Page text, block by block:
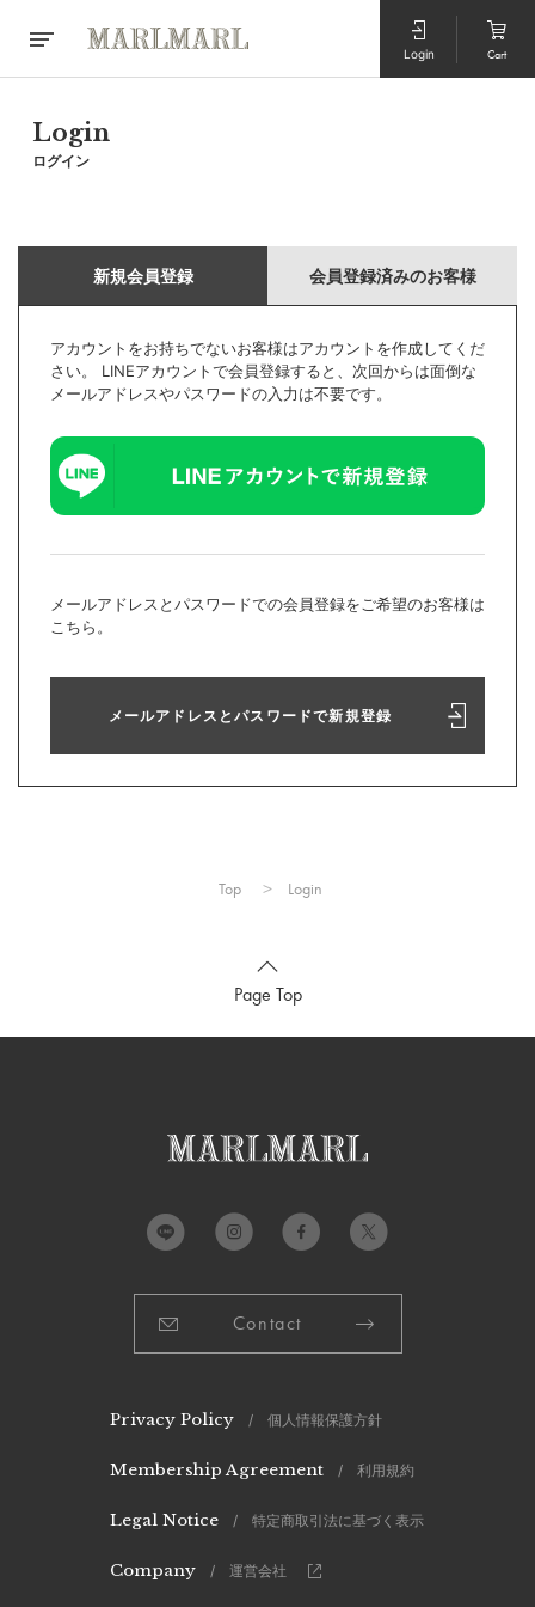
Login Cart
Login
ログイン
新規会員登録 会員登録済みのお客様
アカウントをお持ちでないお客様はアカウントを作成してくだ
さい。 LINEアカウントで会員登録すると、次回からは面倒な
メールアドレスやパスワードの入力は不要です。
メールアドレスとパスワードでの会員登録をご希望のお客様は
こちら。
メールアドレスとパスワードで新規登録
Top Login
Page Top
Contact
Privacy Policy / 個人情報保護方針
Membership Agreement / 利用規約
Legal Notice / 特定商取引法に基づく表示
Company / 運営会社